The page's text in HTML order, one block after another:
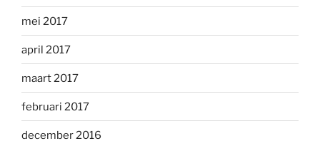
mei 2017
april 2017
maart 2017
februari 2017
december 2016